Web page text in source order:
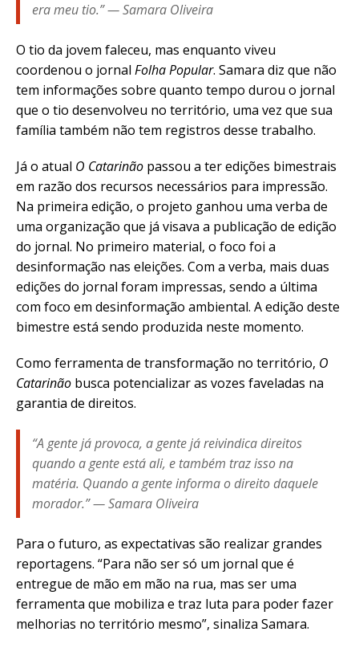
era meu tio.” — Samara Oliveira
O tio da jovem faleceu, mas enquanto viveu
coordenou o jornal Folha Popular. Samara diz que não
tem informações sobre quanto tempo durou o jornal
que o tio desenvolveu no território, uma vez que sua
família também não tem registros desse trabalho.
Já o atual O Catarinão passou a ter edições bimestrais
em razão dos recursos necessários para impressão.
Na primeira edição, o projeto ganhou uma verba de
uma organização que já visava a publicação de edição
do jornal. No primeiro material, o foco foi a
desinformação nas eleições. Com a verba, mais duas
edições do jornal foram impressas, sendo a última
com foco em desinformação ambiental. A edição deste
bimestre está sendo produzida neste momento.
Como ferramenta de transformação no território, O
Catarinão busca potencializar as vozes faveladas na
garantia de direitos.
“A gente já provoca, a gente já reivindica direitos
quando a gente está ali, e também traz isso na
matéria. Quando a gente informa o direito daquele
morador.” — Samara Oliveira
Para o futuro, as expectativas são realizar grandes
reportagens. “Para não ser só um jornal que é
entregue de mão em mão na rua, mas ser uma
ferramenta que mobiliza e traz luta para poder fazer
melhorias no território mesmo”, sinaliza Samara.